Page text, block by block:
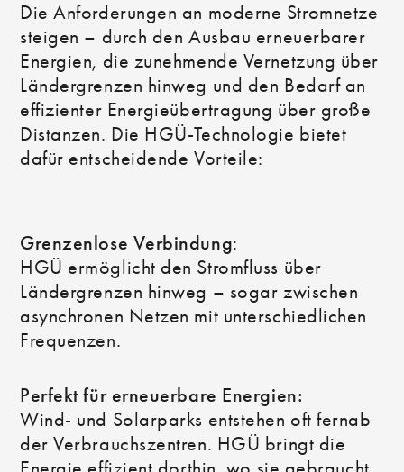
Die Anforderungen an moderne Stromnetze
steigen – durch den Ausbau erneuerbarer
Energien, die zunehmende Vernetzung über
Ländergrenzen hinweg und den Bedarf an
effizienter Energieübertragung über große
Distanzen. Die HGÜ-Technologie bietet
dafür entscheidende Vorteile:
Grenzenlose Verbindung:
HGÜ ermöglicht den Stromfluss über
Ländergrenzen hinweg – sogar zwischen
asynchronen Netzen mit unterschiedlichen
Frequenzen.
Perfekt für erneuerbare Energien:
Wind- und Solarparks entstehen oft fernab
der Verbrauchszentren. HGÜ bringt die